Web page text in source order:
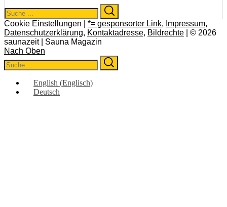
Search
for:
Cookie Einstellungen | *= gesponsorter Link, Impressum,
Datenschutzerklärung, Kontaktadresse, Bildrechte | © 2026
saunazeit | Sauna Magazin
Nach Oben
Search
for:
English (Englisch)
Deutsch